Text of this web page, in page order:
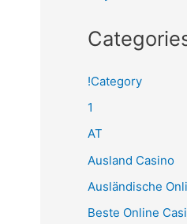
!Category
1
AT
Ausland Casino
Ausländische
Beste Online